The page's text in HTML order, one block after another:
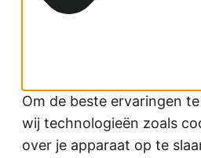
Om de beste ervaringen
wij technologieën zoals
over je apparaat op te